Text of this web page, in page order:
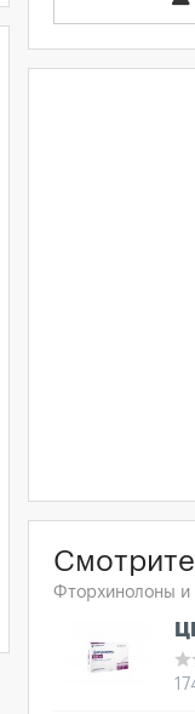
Фторхинолоны и